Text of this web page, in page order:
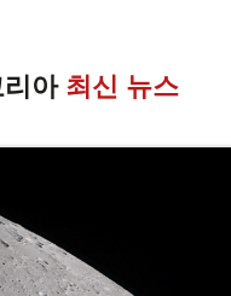
리아 최신 뉴스